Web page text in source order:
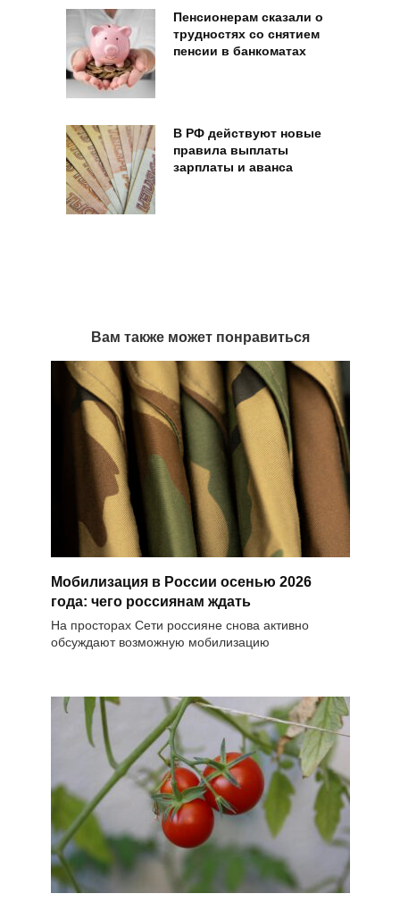
Пенсионерам сказали о
трудностях со снятием
пенсии в банкоматах
В РФ действуют новые
правила выплаты
зарплаты и аванса
Вам также может понравиться
Мобилизация в России осенью 2026
года: чего россиянам ждать
На просторах Сети россияне снова активно
обсуждают возможную мобилизацию